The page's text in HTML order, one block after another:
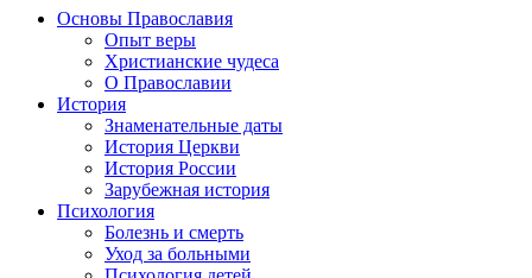
Основы Православия
Опыт веры
Христианские чудеса
О Православии
История
Знаменательные даты
История Церкви
История России
Зарубежная история
Психология
Болезнь и смерть
Уход за больными